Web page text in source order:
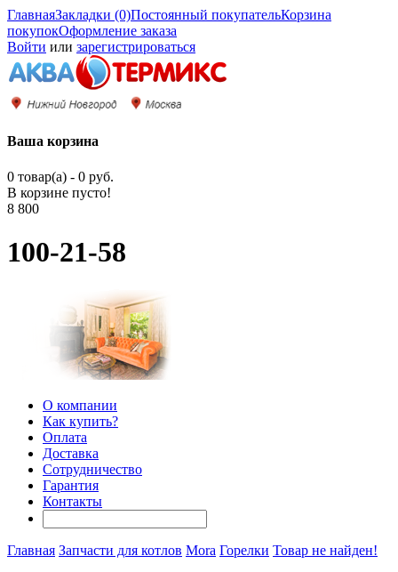
ГлавнаяЗакладки (0)Постоянный покупательКорзина
покупокОформление заказа
Войти или зарегистрироваться
Ваша корзина
0 товар(а) - 0 руб.
В корзине пусто!
8 800
100-21-58
О компании
Как купить?
Оплата
Доставка
Сотрудничество
Гарантия
Контакты
Главная Запчасти для котлов Mora Горелки Товар не найден!